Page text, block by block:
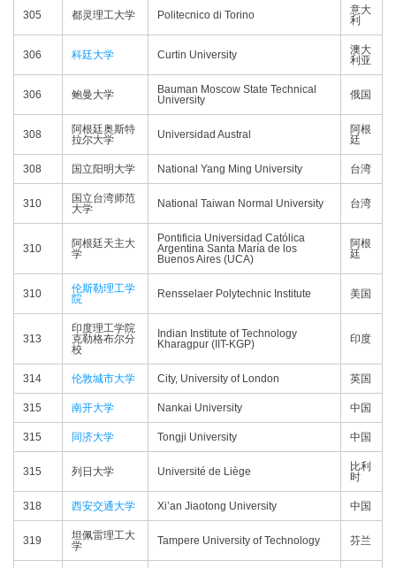
305 都灵理工大学 Politecnico di Torino
意大
利
306 科廷大学 Curtin University
澳大
利亚
306 鲍曼大学
Bauman Moscow State Technical
University
俄国
308
阿根廷奥斯特
拉尔大学
Universidad Austral
阿根
廷
308 国立阳明大学 National Yang Ming University 台湾
310
国立台湾师范
大学
National Taiwan Normal University 台湾
310
阿根廷天主大
学
Pontificia Universidad Católica
Argentina Santa María de los
Buenos Aires (UCA)
阿根
廷
310
伦斯勒理工学
院
Rensselaer Polytechnic Institute 美国
313
印度理工学院
克勒格布尔分
校
Indian Institute of Technology
Kharagpur (IIT-KGP)
印度
314 伦敦城市大学 City, University of London 英国
315 南开大学 Nankai University 中国
315 同济大学 Tongji University 中国
315 列日大学 Université de Liège
比利
时
318 西安交通大学 Xi’an Jiaotong University 中国
319
坦佩雷理工大
学
Tampere University of Technology 芬兰